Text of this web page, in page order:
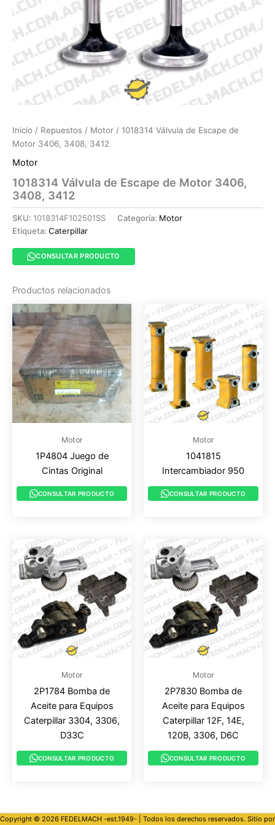
Inicio / Repuestos / Motor / 1018314 Válvula de Escape de
Motor 3406, 3408, 3412
Motor
1018314 Válvula de Escape de Motor 3406,
3408, 3412
SKU: 1018314F102501SS Categoría: Motor
Etiqueta: Caterpillar
CONSULTAR PRODUCTO
Productos relacionados
Motor
1P4804 Juego de
Cintas Original
CONSULTAR PRODUCTO
Motor
1041815
Intercambiador 950
CONSULTAR PRODUCTO
Motor
2P1784 Bomba de
Aceite para Equipos
Caterpillar 3304, 3306,
D33C
CONSULTAR PRODUCTO
Motor
2P7830 Bomba de
Aceite para Equipos
Caterpillar 12F, 14E,
120B, 3306, D6C
CONSULTAR PRODUCTO
Copyright © 2026 FEDELMACH -est.1949- | Todos los derechos reservados. Sitio por